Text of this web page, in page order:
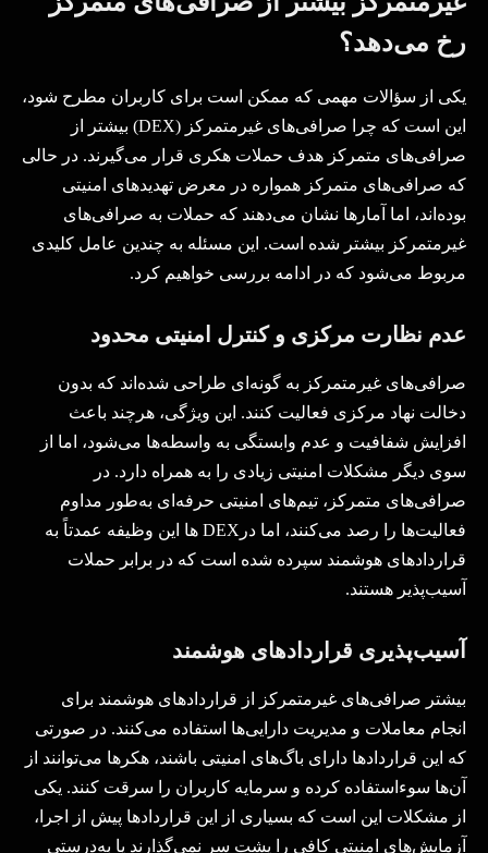
رخ می‌دهد؟
یکی از سؤالات مهمی که ممکن است برای کاربران مطرح شود،
این است که چرا صرافی‌های غیرمتمرکز (DEX) بیشتر از
صرافی‌های متمرکز هدف حملات هکری قرار می‌گیرند. در حالی
که صرافی‌های متمرکز همواره در معرض تهدیدهای امنیتی
بوده‌اند، اما آمارها نشان می‌دهند که حملات به صرافی‌های
غیرمتمرکز بیشتر شده است. این مسئله به چندین عامل کلیدی
مربوط می‌شود که در ادامه بررسی خواهیم کرد.
عدم نظارت مرکزی و کنترل امنیتی محدود
صرافی‌های غیرمتمرکز به گونه‌ای طراحی شده‌اند که بدون
دخالت نهاد مرکزی فعالیت کنند. این ویژگی، هرچند باعث
افزایش شفافیت و عدم وابستگی به واسطه‌ها می‌شود، اما از
سوی دیگر مشکلات امنیتی زیادی را به همراه دارد. در
صرافی‌های متمرکز، تیم‌های امنیتی حرفه‌ای به‌طور مداوم
فعالیت‌ها را رصد می‌کنند، اما در DEX ها این وظیفه عمدتاً به
قراردادهای هوشمند سپرده شده است که در برابر حملات
آسیب‌پذیر هستند.
آسیب‌پذیری قراردادهای هوشمند
بیشتر صرافی‌های غیرمتمرکز از قراردادهای هوشمند برای
انجام معاملات و مدیریت دارایی‌ها استفاده می‌کنند. در صورتی
که این قراردادها دارای باگ‌های امنیتی باشند، هکرها می‌توانند از
آن‌ها سوءاستفاده کرده و سرمایه کاربران را سرقت کنند. یکی
از مشکلات این است که بسیاری از این قراردادها پیش از اجرا،
آزمایش‌های امنیتی کافی را پشت سر نمی‌گذارند یا به‌درستی